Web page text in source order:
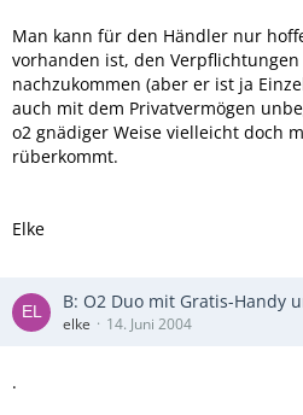
Man kann für den Händler nur
vorhanden ist, den
nachzukommen (aber er ist ja
auch mit dem Privatvermögen
o2 gnädiger Weise vielleicht doch
rüberkommt.
Elke
B: O2 Duo mit Gratis-Handy
elke 14. Juni 2004
.